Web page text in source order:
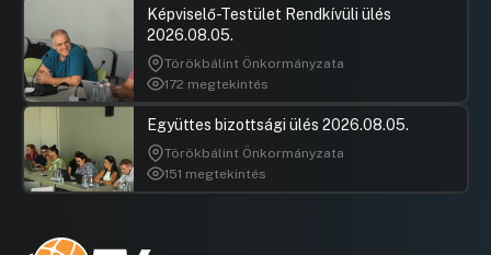
Képviselő-Testület Rendkívüli ülés
2026.08.05.
Törökbálint Önkormányzata
172 megtekintés
Együttes bizottsági ülés 2026.08.05.
Törökbálint Önkormányzata
151 megtekintés